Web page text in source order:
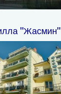
"Жасмин"